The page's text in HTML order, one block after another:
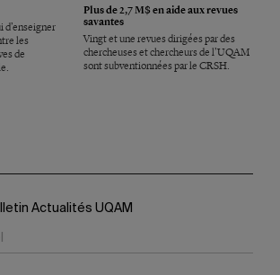
d’enseigner
les
de
Plus de 2,7 M$ en aide aux revues
savantes
Vingt et une revues dirigées par des
chercheuses et chercheurs de l’UQAM
sont subventionnées par le CRSH.
Actualités UQAM